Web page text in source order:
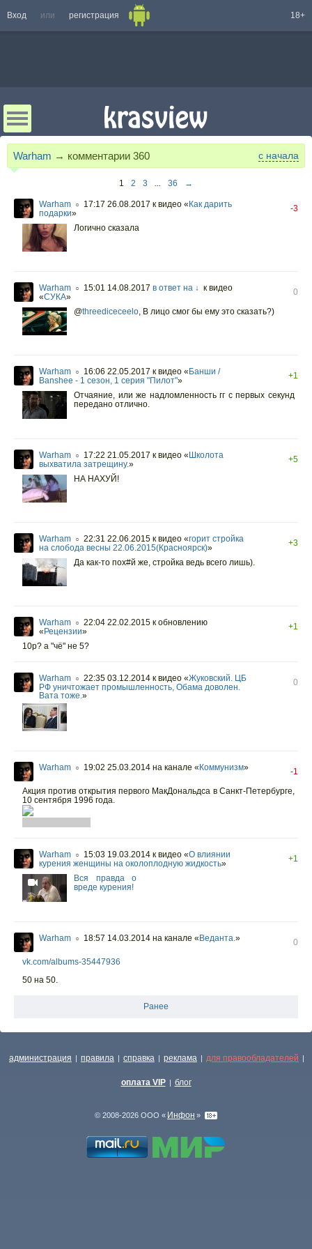
Вход или регистрация 18+
Warham → комментарии 360 с начала
1 2 3 ... 36 →
Warham ○ 17:17 26.08.2017 к видео « Как дарить
подарки»
-3
Логично сказала
Warham ○ 15:01 14.08.2017 в ответ на ↓ к видео
«СУКА»
0
@threediceceelo, В лицо смог бы ему это сказать?)
Warham ○ 16:06 22.05.2017 к видео « Банши /
Banshee - 1 сезон, 1 серия "Пилот"»
+1
Отчаяние, или же надломленность гг с первых секунд
передано отлично.
Warham ○ 17:22 21.05.2017 к видео « Школота
выхватила затрещину.»
+5
НА НАХУЙ!
Warham ○ 22:31 22.06.2015 к видео «горит стройка
на слобода весны 22.06.2015(Красноярск)»
+3
Да как-то пох#й же, стройка ведь всего лишь).
Warham ○ 22:04 22.02.2015 к обновлению
« Рецензии»
+1
10р? а "чё" не 5?
Warham ○ 22:35 03.12.2014 к видео «Жуковский. ЦБ
РФ уничтожает промышленность, Обама доволен.
Вата тоже.»
0
Warham ○ 19:02 25.03.2014 на канале « Коммунизм»
-1
Акция против открытия первого МакДональдса в Санкт-Петербурге,
10 сентября 1996 года.
Warham ○ 15:03 19.03.2014 к видео «О влиянии
курения женщины на околоплодную жидкость»
+1
Вся правда о
вреде курения!
Warham ○ 18:57 14.03.2014 на канале « Веданта.»
0
vk.com/albums-35447936
50 на 50.
Ранее
администрация | правила | справка | реклама | для правообладателей |
оплата VIP | блог
© 2008-2026 ООО « Инфон »